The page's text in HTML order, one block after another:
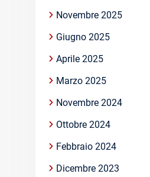
Novembre 2025
Giugno 2025
Aprile 2025
Marzo 2025
Novembre 2024
Ottobre 2024
Febbraio 2024
Dicembre 2023